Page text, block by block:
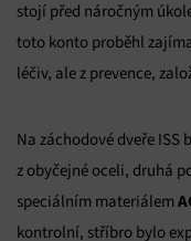
stojí před náročným
toto konto proběhl
léčiv, ale z prevence,
Na záchodové dveře
z obyčejné oceli, druhá
speciálním materiálem
kontrolní, stříbro bylo